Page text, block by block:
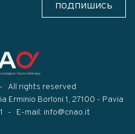
ПОДПИШИСЬ
All rights reserved
Erminio Borloni 1, 27100 - Pavia
E-mail: info@cnao.it